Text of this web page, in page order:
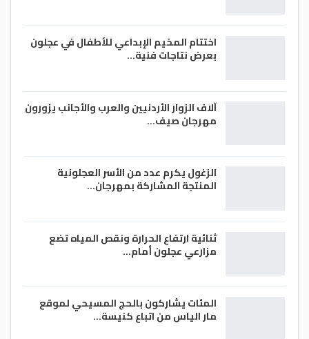
اختتام المخيم الإبداعي للأطفال في عجلون
بعرض نتاجات فنية…
آلاف الزوار الأردنيين والعرب والأجانب يزورون
مهرجان صيف…
الزغول يكرم عدد من الأسر العجلونية
المنتجة المشاركة بمهرجان…
ثنائية ارتفاع الحرارة ونقص المياه تضع
مزارعي عجلون أمام…
المئات يشاركون بالحج المسيحي لموقع
مار الياس من اتباع كنيسة…